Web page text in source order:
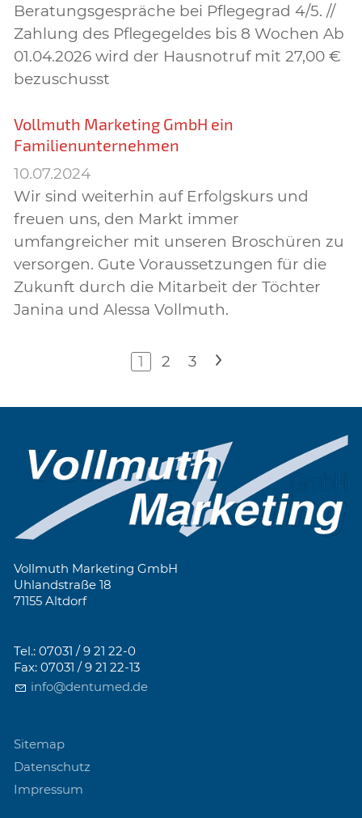
Beratungsgespräche bei Pflegegrad 4/5. //
Zahlung des Pflegegeldes bis 8 Wochen Ab
01.04.2026 wird der Hausnotruf mit 27,00 €
bezuschusst
Vollmuth Marketing GmbH ein
Familienunternehmen
10.07.2024
Wir sind weiterhin auf Erfolgskurs und
freuen uns, den Markt immer
umfangreicher mit unseren Broschüren zu
versorgen. Gute Voraussetzungen für die
Zukunft durch die Mitarbeit der Töchter
Janina und Alessa Vollmuth.
1 2 3 >
Vollmuth Marketing GmbH
Uhlandstraße 18
71155 Altdorf
Tel.: 07031 / 9 21 22-0
Fax: 07031 / 9 21 22-13
info@dentumed.de
Sitemap
Datenschutz
Impressum